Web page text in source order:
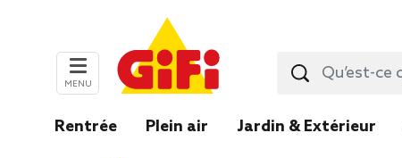
MENU
Rentrée Plein air Jardin & Extérieur